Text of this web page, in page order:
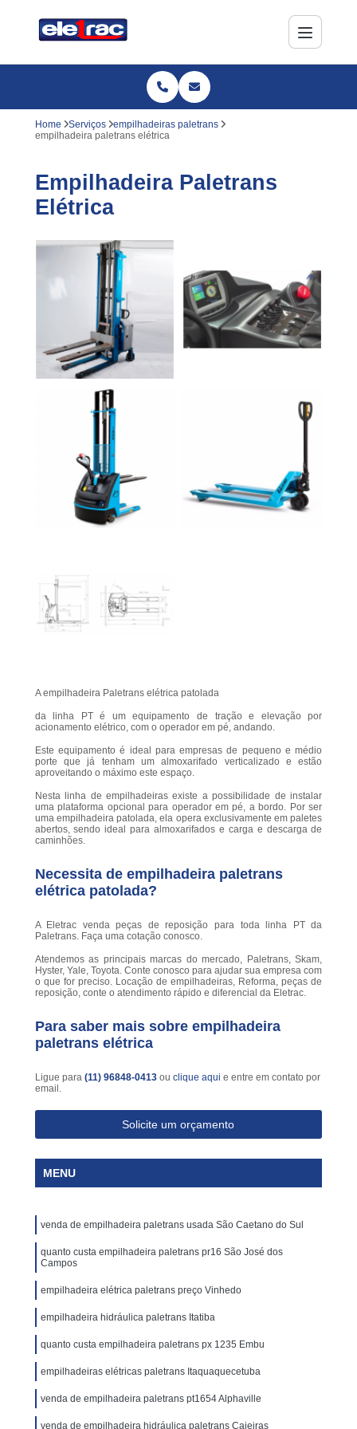
Home Serviços
empilhadeiras paletrans
empilhadeira paletrans elétrica
Empilhadeira Paletrans
Elétrica
A empilhadeira Paletrans elétrica patolada
da linha PT é um equipamento de tração e elevação por
acionamento elétrico, com o operador em pé, andando.
Este equipamento é ideal para empresas de pequeno e médio
porte que já tenham um almoxarifado verticalizado e estão
aproveitando o máximo este espaço.
Nesta linha de empilhadeiras existe a possibilidade de instalar
uma plataforma opcional para operador em pé, a bordo. Por ser
uma empilhadeira patolada, ela opera exclusivamente em paletes
abertos, sendo ideal para almoxarifados e carga e descarga de
caminhões.
Necessita de empilhadeira paletrans
elétrica patolada?
A Eletrac venda peças de reposição para toda linha PT da
Paletrans. Faça uma cotação conosco.
Atendemos as principais marcas do mercado, Paletrans, Skam,
Hyster, Yale, Toyota. Conte conosco para ajudar sua empresa com
o que for preciso. Locação de empilhadeiras, Reforma, peças de
reposição, conte o atendimento rápido e diferencial da Eletrac.
Para saber mais sobre empilhadeira
paletrans elétrica
Ligue para (11) 96848-0413 ou clique aqui e entre em contato por
email.
Solicite um orçamento
MENU
venda de empilhadeira paletrans usada São Caetano do Sul
quanto custa empilhadeira paletrans pr16 São José dos
Campos
empilhadeira elétrica paletrans preço Vinhedo
empilhadeira hidráulica paletrans Itatiba
quanto custa empilhadeira paletrans px 1235 Embu
empilhadeiras elétricas paletrans Itaquaquecetuba
venda de empilhadeira paletrans pt1654 Alphaville
venda de empilhadeira hidráulica paletrans Caieiras